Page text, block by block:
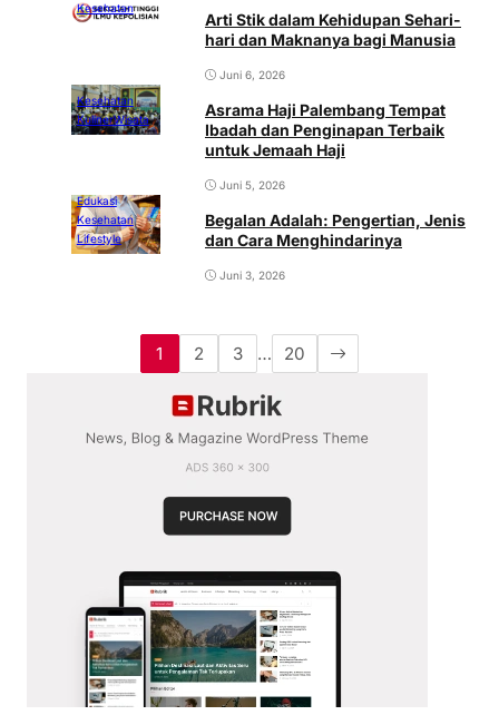
Kesehatan
Arti Stik dalam Kehidupan Sehari-
hari dan Maknanya bagi Manusia
Juni 6, 2026
Kesehatan
KulinerWisata
Asrama Haji Palembang Tempat
Ibadah dan Penginapan Terbaik
untuk Jemaah Haji
Juni 5, 2026
Edukasi
Kesehatan
Lifestyle
Begalan Adalah: Pengertian, Jenis
dan Cara Menghindarinya
Juni 3, 2026
1 2 3 … 20